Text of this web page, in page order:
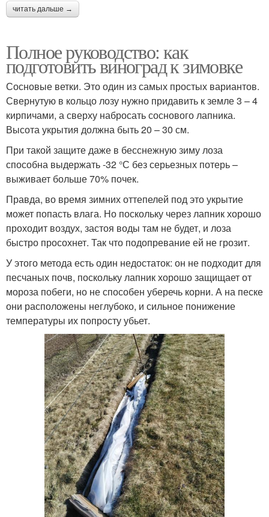
читать дальше →
Полное руководство: как
подготовить виноград к зимовке
Сосновые ветки. Это один из самых простых вариантов.
Свернутую в кольцо лозу нужно придавить к земле 3 – 4
кирпичами, а сверху набросать соснового лапника.
Высота укрытия должна быть 20 – 30 см.
При такой защите даже в бесснежную зиму лоза
способна выдержать -32 °С без серьезных потерь –
выживает больше 70% почек.
Правда, во время зимних оттепелей под это укрытие
может попасть влага. Но поскольку через лапник хорошо
проходит воздух, застоя воды там не будет, и лоза
быстро просохнет. Так что подопревание ей не грозит.
У этого метода есть один недостаток: он не подходит для
песчаных почв, поскольку лапник хорошо защищает от
мороза побеги, но не способен уберечь корни. А на песке
они расположены неглубоко, и сильное понижение
температуры их попросту убьет.